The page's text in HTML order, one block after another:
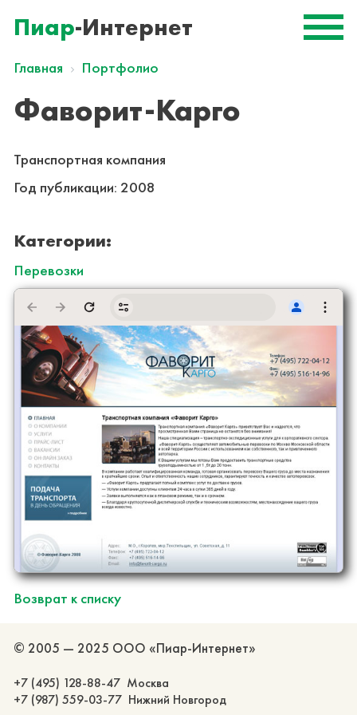
Пиар-Интернет
Главная Портфолио
Фаворит-Карго
Транспортная компания
Год публикации: 2008
Категории:
Перевозки
Возврат к списку
© 2005 — 2025 ООО «Пиар-Интернет»
+7 (495) 128-88-47 Москва
+7 (987) 559-03-77 Нижний Новгород